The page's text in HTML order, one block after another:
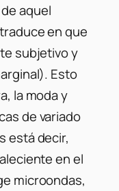
aquel
en que
subjetivo y
Esto
la moda y
de variado
está decir,
en el
microondas,